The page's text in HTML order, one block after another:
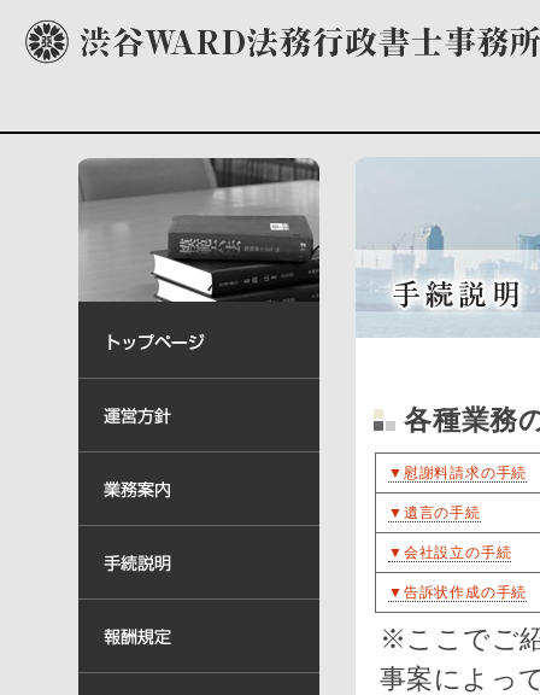
各種業務
▼慰謝料請求の手続
▼遺言の手続
▼会社設立の手続
▼告訴状作成の手続
※ここでご
事案によっ